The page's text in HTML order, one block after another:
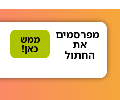
מפרסמים
את
החתול
ממש
כאן!